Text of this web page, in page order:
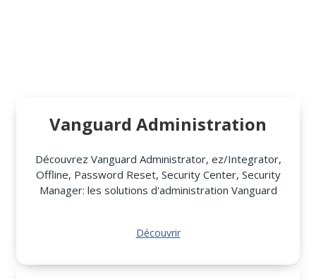
Vanguard Administration
Découvrez Vanguard Administrator, ez/Integrator,
Offline, Password Reset, Security Center, Security
Manager: les solutions d'administration Vanguard
Découvrir